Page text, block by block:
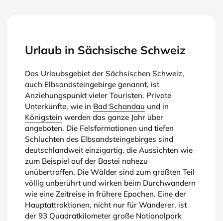
Urlaub in Sächsische Schweiz
Das Urlaubsgebiet der Sächsischen Schweiz,
auch Elbsandsteingebirge genannt, ist
Anziehungspunkt vieler Touristen. Private
Unterkünfte, wie in Bad Schandau und in
Königstein werden das ganze Jahr über
angeboten. Die Felsformationen und tiefen
Schluchten des Elbsandsteingebirges sind
deutschlandweit einzigartig, die Aussichten wie
zum Beispiel auf der Bastei nahezu
unübertroffen. Die Wälder sind zum größten Teil
völlig unberührt und wirken beim Durchwandern
wie eine Zeitreise in frühere Epochen. Eine der
Hauptattraktionen, nicht nur für Wanderer, ist
der 93 Quadratkilometer große Nationalpark